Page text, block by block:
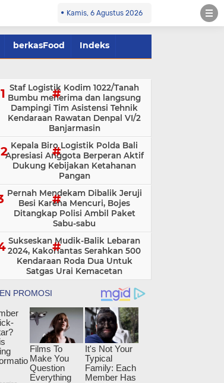
Kamis, 6 Agustus 2026
berkasFood Indeks
Staf Logistik Kodim 1022/Tanah
Bumbu menerima dan langsung
Dampingi Tim Asistensi Tehnik
Kendaraan Rawatan Denpal VI/2
Banjarmasin
Kepala Biro Logistik Polda Bali
Apresiasi Anggota Berperan Aktif
Dukung Kebijakan Ketahanan
Pangan
Pernah Mendekam Dibalik Jeruji
Besi Karena Mencuri, Bojes
Ditangkap Polisi Ambil Paket
Sabu-sabu
Sukseskan Mudik-Balik Lebaran
2024, Kakorlantas Serahkan 500
Kendaraan Roda Dua Untuk
Satgas Urai Kemacetan